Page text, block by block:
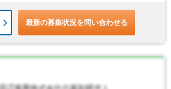
最新の募集状況を問い合わせる